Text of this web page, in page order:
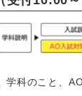
学科のこと、